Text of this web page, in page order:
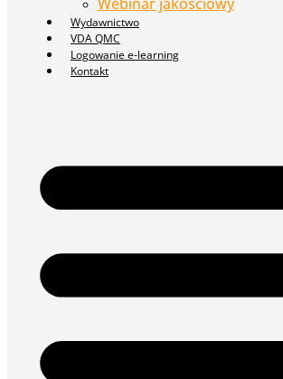
Wydawnictwo
VDA QMC
Logowanie e-learning
Kontakt